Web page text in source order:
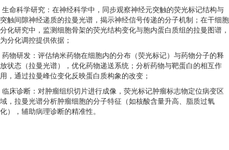
生命科学研究：在神经科学中，同步观察神经元突触的荧光标记结构与
突触间隙神经递质的拉曼光谱，揭示神经信号传递的分子机制；在干细胞
分化研究中，监测细胞骨架的荧光结构变化与胞内蛋白质组的拉曼图谱，
为分化调控提供依据；
药物研发：评估纳米药物在细胞内的分布（荧光标记）与药物分子的释
放状态（拉曼光谱），优化药物递送系统；分析药物与靶蛋白的相互作
用，通过拉曼峰位变化反映蛋白质构象的改变；
临床诊断：对肿瘤组织切片进行成像，荧光标记肿瘤标志物定位病变区
域，拉曼光谱分析肿瘤细胞的分子特征（如核酸含量升高、脂质过氧
化），辅助病理诊断的精准性。